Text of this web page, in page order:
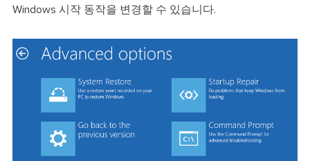
Windows 시작 동작을 변경할 수 있습니다.